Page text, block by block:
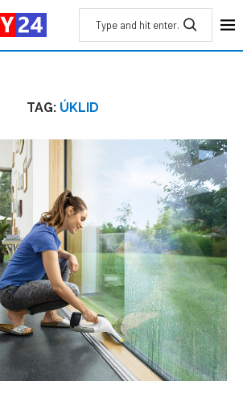
TAG: ÚKLID